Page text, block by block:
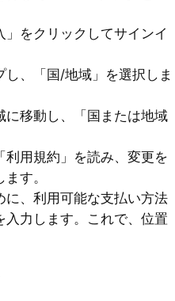
をクリックしてサインイ
し、「国/地域」を選択しま
に移動し、「国または地域
用規約」を読み、変更を
す。
、利用可能な支払い方法
入力します。これで、位置